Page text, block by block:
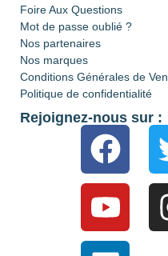
Foire Aux Questions
Mot de passe oublié ?
Nos partenaires
Nos marques
Conditions Générales de
Politique de confidentialité
Rejoignez-nous sur :